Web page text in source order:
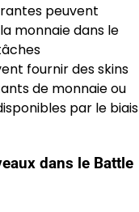
peuvent
monnaie dans le
fournir des skins
de monnaie ou
par le biais
dans le Battle